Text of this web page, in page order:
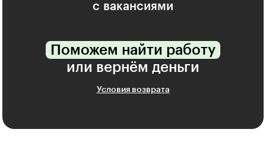
с вакансиями
Поможем найти работу
или вернём деньги
Условия возврата